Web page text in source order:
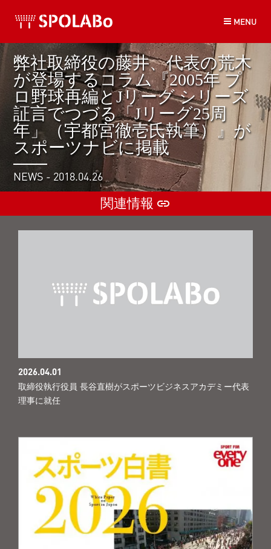
ン
MENU
弊社取締役の藤井、代表の荒木
が登場するコラム『2005年 プ
ロ野球再編とJリーグ シリーズ
証言でつづる「Jリーグ25周
年」（宇都宮徹壱氏執筆）』が
スポーツナビに掲載
NEWS - 2018.04.26
関連情報 insert_link
2026.04.01
取締役執行役員 長谷直樹がスポーツビジネスアカデミー代表
理事に就任